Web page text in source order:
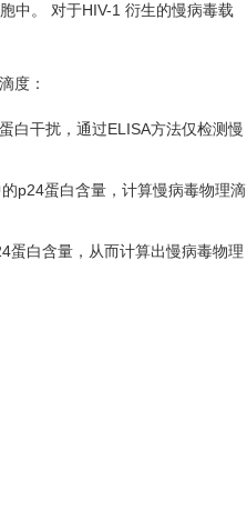
中。 对于HIV-1 衍生的慢病毒载
度：
白干扰，通过ELISA方法仅检测慢
p24蛋白含量，计算慢病毒物理滴
蛋白含量，从而计算出慢病毒物理